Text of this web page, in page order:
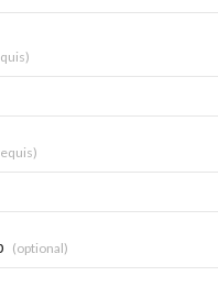
(optional)